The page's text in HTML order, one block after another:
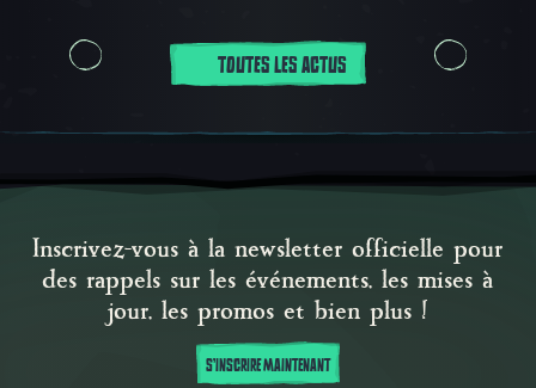
TOUTES LES ACTUS
Inscrivez-vous à la newsletter officielle pour
des rappels sur les événements, les mises à
jour, les promos et bien plus !
S'INSCRIRE MAINTENANT